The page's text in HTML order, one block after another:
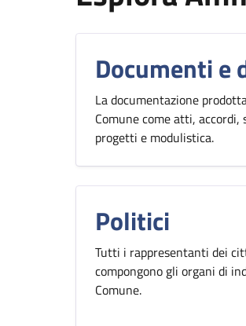
Documenti e
La documentazione
Comune come atti,
progetti e modulistica.
Politici
Tutti i rappresentanti dei
compongono gli organi di
Comune.